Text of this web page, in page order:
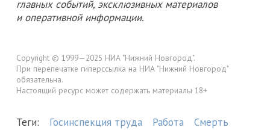
главных событий, эксклюзивных материалов
и оперативной информации.
Copyright © 1999—2025 НИА "Нижний Новгород".
При перепечатке гиперссылка на НИА "Нижний Новгород"
обязательна.
Настоящий ресурс может содержать материалы 18+
Теги: Госинспекция труда Работа Смерть